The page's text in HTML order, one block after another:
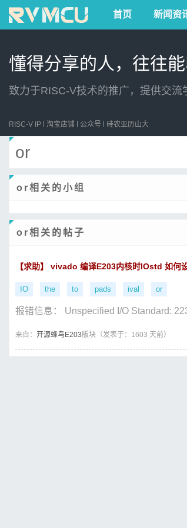
首页 新闻资
懂得分享的人，往往
致力于RISC-V技术的推广，提供交流
RISC-V IP 淘宝店铺 公众号 硅农亚历山大
or
or相关的小组
or相关的帖子
【求助】 vivado 编译E203内核时IOstd 如何
IO the to pads ival or
报错信息： Unspecified I/O Standard:
来自： 开源蜂鸟E203版块（发表于：1603 天前）